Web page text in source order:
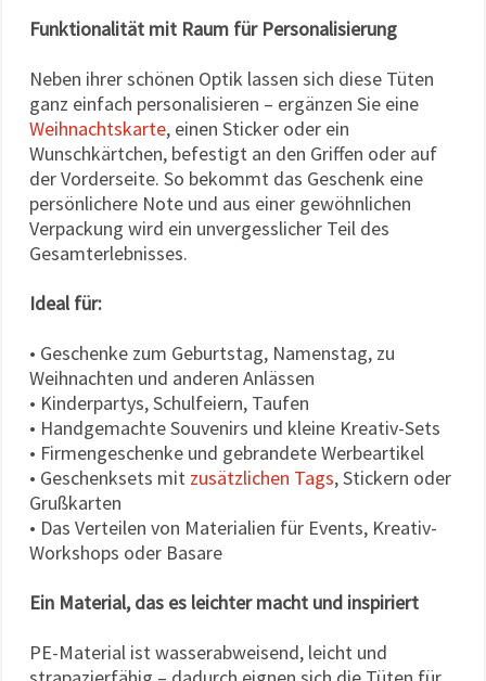
Funktionalität mit Raum für Personalisierung
Neben ihrer schönen Optik lassen sich diese Tüten
ganz einfach personalisieren – ergänzen Sie eine
Weihnachtskarte, einen Sticker oder ein
Wunschkärtchen, befestigt an den Griffen oder auf
der Vorderseite. So bekommt das Geschenk eine
persönlichere Note und aus einer gewöhnlichen
Verpackung wird ein unvergesslicher Teil des
Gesamterlebnisses.
Ideal für:
• Geschenke zum Geburtstag, Namenstag, zu
Weihnachten und anderen Anlässen
• Kinderpartys, Schulfeiern, Taufen
• Handgemachte Souvenirs und kleine Kreativ-Sets
• Firmengeschenke und gebrandete Werbeartikel
• Geschenksets mit zusätzlichen Tags, Stickern oder
Grußkarten
• Das Verteilen von Materialien für Events, Kreativ-
Workshops oder Basare
Ein Material, das es leichter macht und inspiriert
PE-Material ist wasserabweisend, leicht und